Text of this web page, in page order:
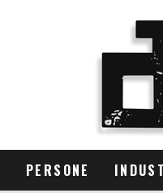
PERSONE